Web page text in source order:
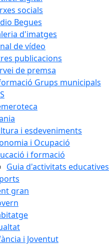
socials
Begues
d'imatges
de vídeo
publicacions
de premsa
Grups municipals
i esdeveniments
i Ocupació
i formació
Guia d'activitats educatives
gran
i Joventut